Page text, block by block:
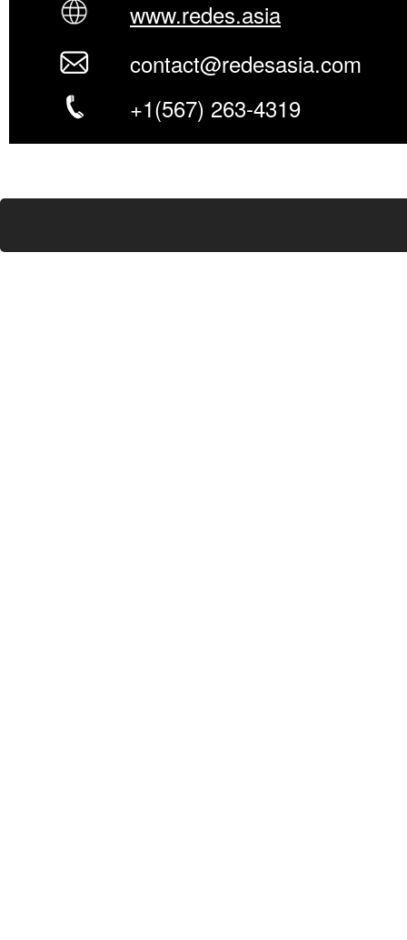
www.redes.asia
contact@redesasia.com
+1(567) 263-4319